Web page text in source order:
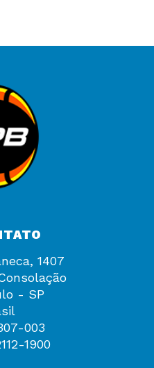
1407
- SP
003
1900